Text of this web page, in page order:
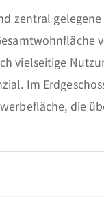
zentral
vielseitige
Im
die
separaten
Dach. Die
und